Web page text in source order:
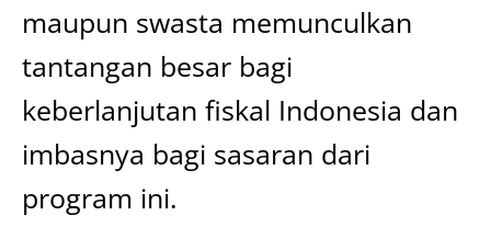
maupun swasta memunculkan
tantangan besar bagi
keberlanjutan fiskal Indonesia dan
imbasnya bagi sasaran dari
program ini.